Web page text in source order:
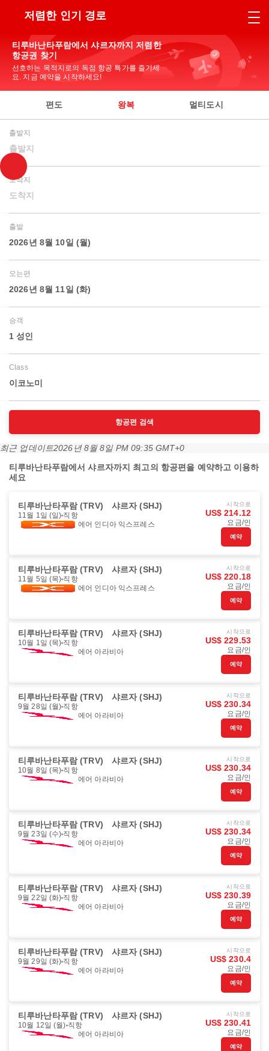
저렴한 인기 경로
티루바난타푸람에서 샤르자까지 저렴한
항공권 찾기
선호하는 목적지로의 독점 항공 특가를 즐기세
요. 지금 예약을 시작하세요!
편도 왕복 멀티도시
출발지
출발지
도착지
도착지
출발
2026년 8월 10일 (월)
오는편
2026년 8월 11일 (화)
승객
1 성인
Class
이코노미
항공편 검색
최근 업데이트2026년 8월 8일 PM 09:35 GMT+0
티루바난타푸람에서 샤르자까지 최고의 항공편을 예약하고 이용하
세요
티루바난타푸람 (TRV) 샤르자 (SHJ)
11월 1일 (일) 직항
에어 인디아 익스프레스
시작으로
US$ 214.12
요금/인
예약
티루바난타푸람 (TRV) 샤르자 (SHJ)
11월 5일 (목) 직항
에어 인디아 익스프레스
시작으로
US$ 220.18
요금/인
예약
티루바난타푸람 (TRV) 샤르자 (SHJ)
10월 1일 (목) 직항
에어 아라비아
시작으로
US$ 229.53
요금/인
예약
티루바난타푸람 (TRV) 샤르자 (SHJ)
9월 28일 (월) 직항
에어 아라비아
시작으로
US$ 230.34
요금/인
예약
티루바난타푸람 (TRV) 샤르자 (SHJ)
10월 8일 (목) 직항
에어 아라비아
시작으로
US$ 230.34
요금/인
예약
티루바난타푸람 (TRV) 샤르자 (SHJ)
9월 23일 (수) 직항
에어 아라비아
시작으로
US$ 230.34
요금/인
예약
티루바난타푸람 (TRV) 샤르자 (SHJ)
9월 22일 (화) 직항
에어 아라비아
시작으로
US$ 230.39
요금/인
예약
티루바난타푸람 (TRV) 샤르자 (SHJ)
9월 29일 (화) 직항
에어 아라비아
시작으로
US$ 230.4
요금/인
예약
티루바난타푸람 (TRV) 샤르자 (SHJ)
10월 12일 (월) 직항
에어 아라비아
시작으로
US$ 230.41
요금/인
예약